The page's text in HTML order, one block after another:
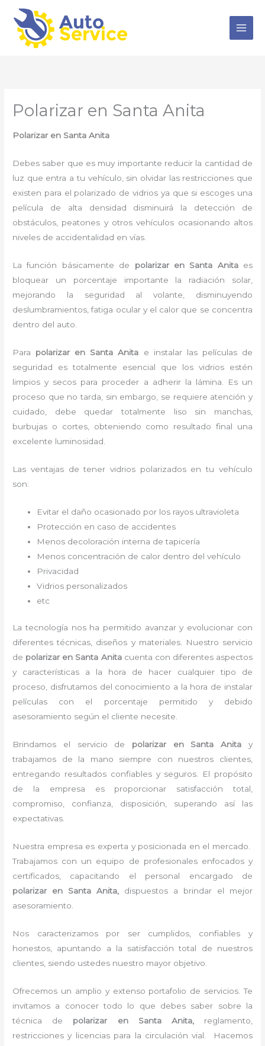
contenido
Polarizar en Santa Anita
Polarizar en Santa Anita
Debes saber que es muy importante reducir la cantidad de
luz que entra a tu vehículo, sin olvidar las restricciones que
existen para el polarizado de vidrios ya que si escoges una
película de alta densidad disminuirá la detección de
obstáculos, peatones y otros vehículos ocasionando altos
niveles de accidentalidad en vías.
La función básicamente de polarizar en Santa Anita es
bloquear un porcentaje importante la radiación solar,
mejorando la seguridad al volante, disminuyendo
deslumbramientos, fatiga ocular y el calor que se concentra
dentro del auto.
Para polarizar en Santa Anita e instalar las películas de
seguridad
es totalmente
esencial que los vidrios estén
limpios y secos para proceder a adherir la lámina. Es un
proceso que no tarda, sin embargo, se requiere atención y
cuidado, debe quedar totalmente liso sin manchas,
burbujas o cortes, obteniendo como resultado final una
excelente luminosidad.
Las ventajas de tener vidrios polarizados en tu vehículo
son:
Evitar el daño ocasionado por los rayos ultravioleta
Protección en caso de accidentes
Menos decoloración interna de tapicería
Menos concentración de calor dentro del vehículo
Privacidad
Vidrios personalizados
etc
La tecnología nos ha permitido avanzar y evolucionar con
diferentes técnicas, diseños y materiales. Nuestro servicio
de polarizar en Santa Anitacuenta con diferentes aspectos
y características a la hora de hacer cualquier tipo de
proceso, disfrutamos del conocimiento a la hora de instalar
películas con el porcentaje permitido y debido
asesoramiento según el cliente necesite.
Brindamos el servicio de polarizar en Santa Anita y
trabajamos de la mano siempre con nuestros clientes,
entregando resultados confiables y seguros. El propósito
de la empresa es proporcionar satisfacción total,
compromiso, confianza, disposición, superando así las
expectativas.
Nuestra empresa es experta y posicionada en el mercado.
Trabajamos con un equipo de profesionales enfocados y
certificados, capacitando el personal encargado de
polarizar en Santa Anita,
dispuestos a brindar el mejor
asesoramiento.
Nos caracterizamos por ser cumplidos, confiables y
honestos, apuntando a la satisfacción total de nuestros
clientes, siendo ustedes nuestro mayor objetivo.
Ofrecemos un amplio y extenso portafolio de servicios. Te
invitamos a conocer todo lo que debes saber sobre la
técnica de polarizar en Santa Anita, reglamento,
restricciones y licencias para la circulación vial. Hacemos